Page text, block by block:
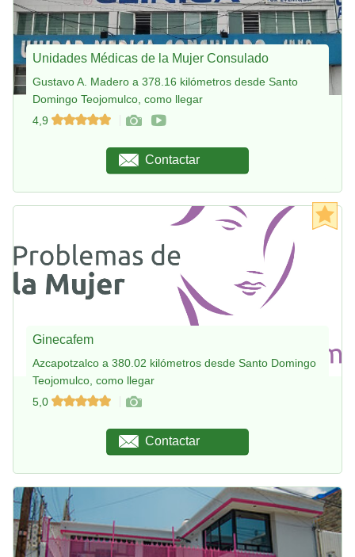
Unidades Médicas de la Mujer Consulado
Gustavo A. Madero a 378.16 kilómetros desde Santo
Domingo Teojomulco, como llegar
4,9
Contactar
Ginecafem
Azcapotzalco a 380.02 kilómetros desde Santo Domingo
Teojomulco, como llegar
5,0
Contactar